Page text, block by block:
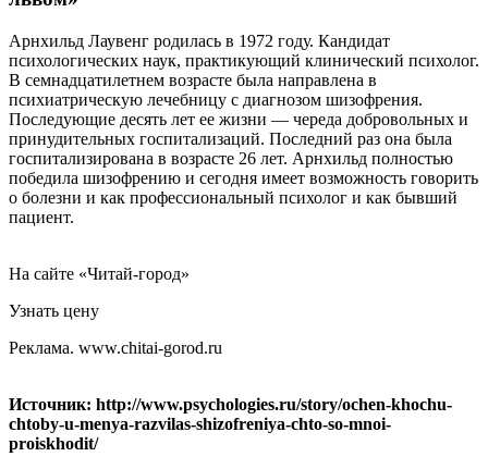
Арнхильд Лаувенг родилась в 1972 году. Кандидат
психологических наук, практикующий клинический психолог.
В семнадцатилетнем возрасте была направлена в
психиатрическую лечебницу с диагнозом шизофрения.
Последующие десять лет ее жизни — череда добровольных и
принудительных госпитализаций. Последний раз она была
госпитализирована в возрасте 26 лет. Арнхильд полностью
победила шизофрению и сегодня имеет возможность говорить
о болезни и как профессиональный психолог и как бывший
пациент.
На сайте «Читай-город»
Узнать цену
Реклама. www.chitai-gorod.ru
Источник: http://www.psychologies.ru/story/ochen-khochu-
chtoby-u-menya-razvilas-shizofreniya-chto-so-mnoi-
proiskhodit/